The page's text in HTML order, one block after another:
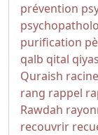
prévention
purification
qalb qital qiyas
Quraish racine
rang rappel
Rawdah
recouvrir